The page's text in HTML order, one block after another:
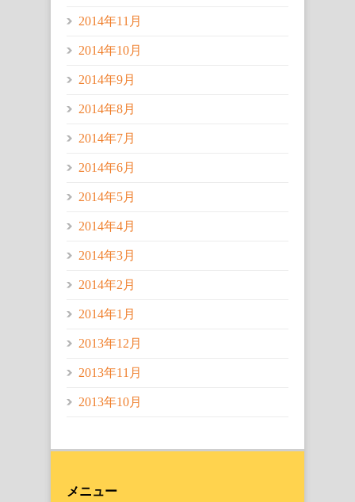
2014年11月
2014年10月
2014年9月
2014年8月
2014年7月
2014年6月
2014年5月
2014年4月
2014年3月
2014年2月
2014年1月
2013年12月
2013年11月
2013年10月
メニュー